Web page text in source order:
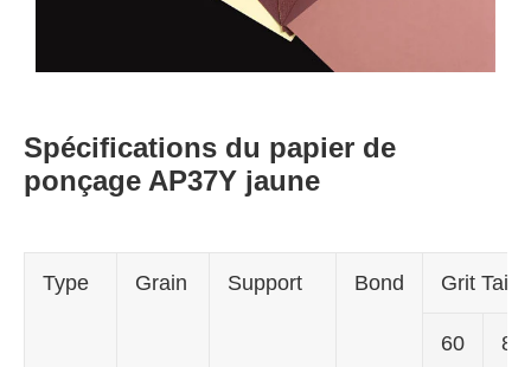
Spécifications du papier de
ponçage AP37Y jaune
Type Grain Support Bond Grit Taille
60 80